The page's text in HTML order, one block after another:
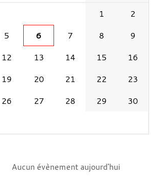
1
2
5 6 7 8
9
12 13 14 15
16
19 20 21 22
23
26 27 28 29
30
Aucun évènement aujourd'hui